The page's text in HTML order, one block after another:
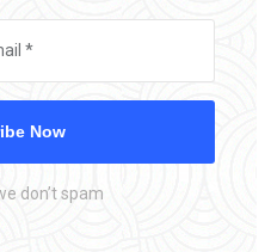
Now
don’t spam